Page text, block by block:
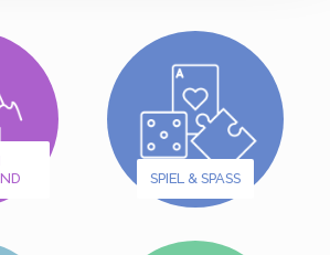
SPIEL & SPASS